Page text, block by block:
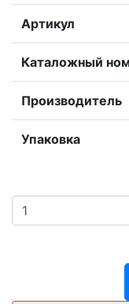
Артикул
Каталожный
Производитель
Упаковка